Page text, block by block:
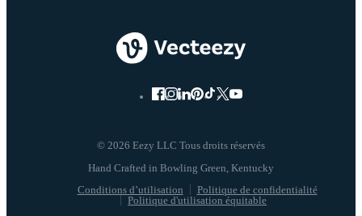
© 2026 Eezy LLC Tous droits réservés
Conditions d’utilisation
Politique de confidentialité
Politique d'utilisation équitable